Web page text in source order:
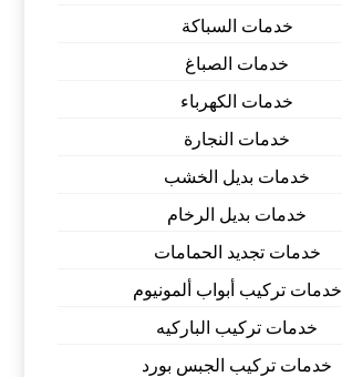
خدمات السباكة
خدمات الصباغ
خدمات الكهرباء
خدمات النجارة
خدمات بديل الخشب
خدمات بديل الرخام
خدمات تجديد الحمامات
خدمات تركيب أبواب ألمونيوم
خدمات تركيب الباركيه
خدمات تركيب الجبس بورد